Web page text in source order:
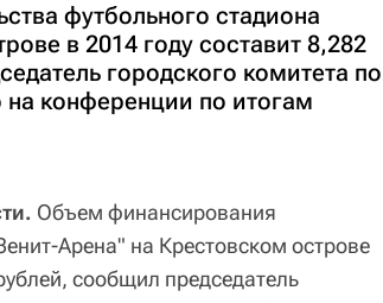
футбольного стадиона
в 2014 году составит 8,282
городского комитета по
конференции по итогам
Объем финансирования
Арена" на Крестовском острове
сообщил председатель